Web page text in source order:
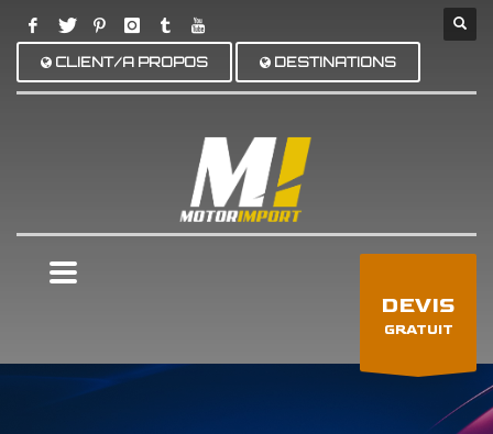
CLIENT/A PROPOS DESTINATIONS
DEVIS
GRATUIT